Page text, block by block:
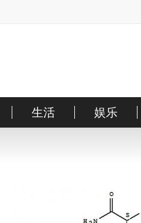
生活 健康娱乐